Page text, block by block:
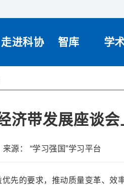
走进科协 智库 学
济带发展座谈
来源： “学习强国”学习平台
先的要求，推动质量变革、效